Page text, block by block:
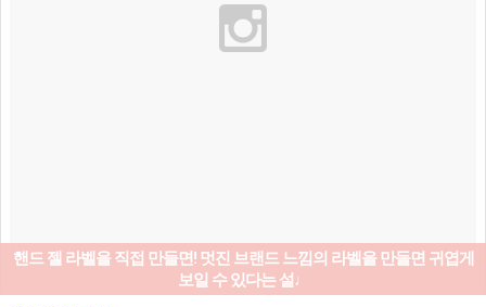
핸드 젤 라벨을 직접 만들면! 멋진 브랜드 느낌의 라벨을 만들면 귀엽게
보일 수 있다는 설♩